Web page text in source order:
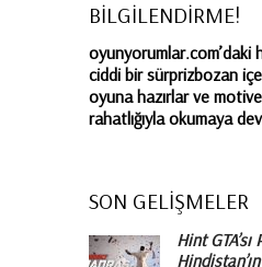
BİLGİLENDİRME!
oyunyorumlar.com’daki
ciddi bir sürprizbozan
oyuna hazırlar ve
rahatlığıyla okumaya
SON GELİŞMELER
Hint